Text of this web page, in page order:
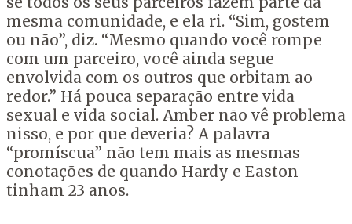
mesma comunidade, e ela ri. “Sim, gostem
ou não”, diz. “Mesmo quando você rompe
com um parceiro, você ainda segue
envolvida com os outros que orbitam ao
redor.” Há pouca separação entre vida
sexual e vida social. Amber não vê problema
nisso, e por que deveria? A palavra
“promíscua” não tem mais as mesmas
conotações de quando Hardy e Easton
tinham 23 anos.